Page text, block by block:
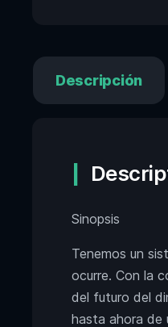
Descripción
Sinopsis
Tenemos un
ocurre. Con la
del futuro del
hasta ahora de